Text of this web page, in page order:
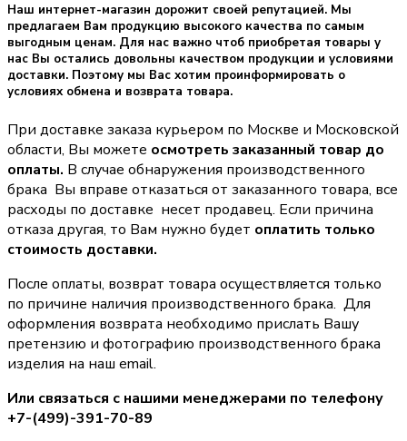
Наш интернет-магазин дорожит своей репутацией. Мы
предлагаем Вам продукцию высокого качества по самым
выгодным ценам. Для нас важно чтоб приобретая товары у
нас Вы остались довольны качеством продукции и условиями
доставки. Поэтому мы Вас хотим проинформировать о
условиях обмена и возврата товара.
При доставке заказа курьером по Москве и Московской
области, Вы можете осмотреть заказанный товар до
оплаты. В случае обнаружения производственного
брака Вы вправе отказаться от заказанного товара, все
расходы по доставке несет продавец. Если причина
отказа другая, то Вам нужно будет оплатить только
стоимость доставки.
После оплаты, возврат товара осуществляется только
по причине наличия производственного брака. Для
оформления возврата необходимо прислать Вашу
претензию и фотографию производственного брака
изделия на наш email.
Или связаться с нашими менеджерами по телефону
+7-(499)-391-70-89